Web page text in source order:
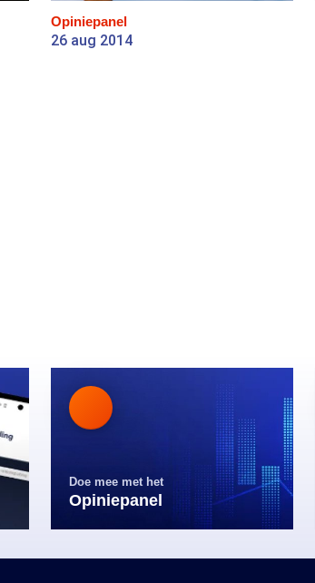
Opiniepanel
26 aug 2014
Doe mee met het
Opiniepanel